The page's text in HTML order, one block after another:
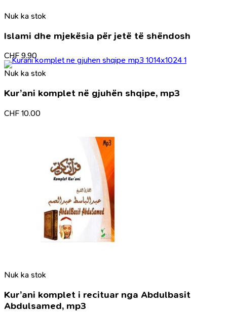
Nuk ka stok
Islami dhe mjekësia për jetë të shëndosh
CHF 9.90
Nuk ka stok
Kur’ani komplet në gjuhën shqipe, mp3
CHF 10.00
Nuk ka stok
Kur’ani komplet i recituar nga Abdulbasit
Abdulsamed, mp3